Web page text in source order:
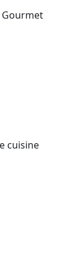
Gourmet
cuisine